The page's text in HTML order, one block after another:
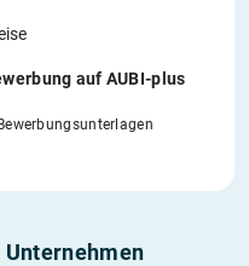
auf AUBI-plus
Unternehmen